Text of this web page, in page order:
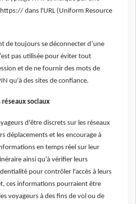
dans l'URL (Uniform Resource
de toujours se déconnecter d’une
pas utilisée pour éviter tout
et de ne fournir des mots de
qu'à des sites de confiance.
sociaux
d'être discrets sur les réseaux
déplacements et les encourage à
en temps réel sur leur
ainsi qu’à vérifier leurs
pour contrôler l'accès à leurs
ces informations pourraient être
voyageurs à des fins de vol ou de